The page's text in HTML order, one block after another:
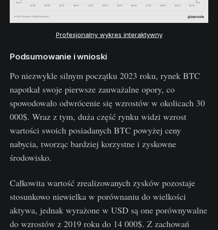
Profesjonalny wykres interaktywny
Podsumowanie i wnioski
Po niezwykle silnym początku 2023 roku, rynek BTC
napotkał swoje pierwsze zauważalne opory, co
spowodowało odwrócenie się wzrostów w okolicach 30
000$. Wraz z tym, duża część rynku widzi wzrost
wartości swoich posiadanych BTC powyżej ceny
nabycia, tworząc bardziej korzystne i zyskowne
środowisko.
Całkowita wartość zrealizowanych zysków pozostaje
stosunkowo niewielka w porównaniu do wielkości
aktywa, jednak wyrażone w USD są one porównywalne
do wzrostów z 2019 roku do 14 000$. Z zachowań